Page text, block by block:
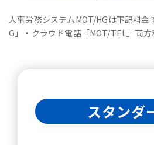
人事労務システムMOT/HGは下記料金
G」・クラウド電話「MOT/TEL」両方
スタンダ